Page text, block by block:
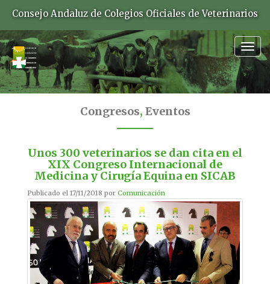
Consejo Andaluz de Colegios Oficiales de Veterinarios
Congresos, Eventos
Unos 300 veterinarios se dan cita en el
XIX Congreso Internacional de
Medicina y Cirugía Equina en SICAB
Publicado el 17/11/2018 por Comunicación